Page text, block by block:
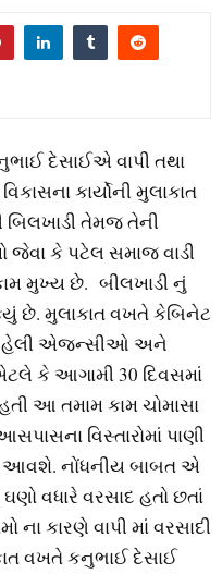
દેસાઈએ વાપી તથા
કાર્યોની મુલાકાત
બિલખાડી તેમજ તેની
કે પટેલ સમાજ વાડી
મુખ્ય છે. બીલખાડી નું
છે. મુલાકાત વખતે કેબિનેટ
રહેલી એજન્સીઓ અને
કે આગામી 30 દિવસમાં
આ તમામ કામ ચોમાસા
વિસ્તારોમાં પાણી
આવશે. નોંધનીય બાબત એ
વધારે વરસાદ હતો છતાં
કારણે વાપી માં વરસાદી
વખતે કનુભાઈ દેસાઈ